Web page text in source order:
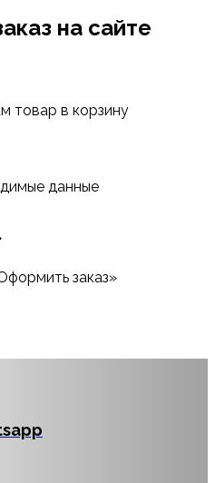
на сайте
товар в корзину
данные
заказ»